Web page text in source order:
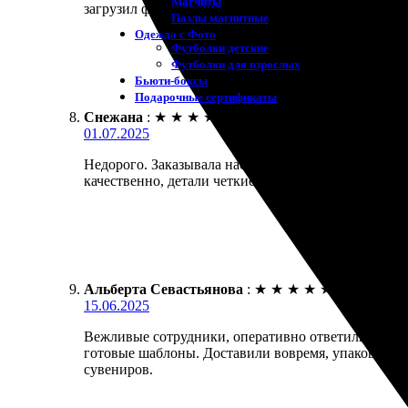
Пазлы магнитные
Одежда с Фото
Футболки детские
Футболки для взрослых
Бьюти-боксы
Подарочные сертификаты
загрузил фотографии и всё. Реакция команды
Снежана : ★ ★ ★ ★
01.07.2025
Недорого. Заказывала настольные календари,
качественно, детали четкие. Заказ пришёл
Альберта Севастьянова : ★ ★ ★ ★ ★
15.06.2025
Вежливые сотрудники, оперативно ответили на
готовые шаблоны. Доставили вовремя, упаковано
сувениров.